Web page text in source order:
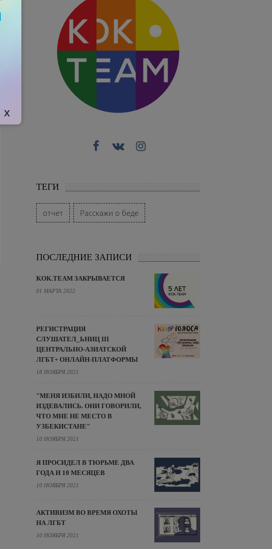
ТЕГИ
отчет Расскажи о беде
ПОСЛЕДНИЕ ЗАПИСИ
KOK.TEAM ЗАКРЫВАЕТСЯ
01 МАРТА 2022
РЕГИСТРАЦИЯ
СЛУШАТЕЛ_ЬНИЦ III
ЦЕНТРАЛЬНО-АЗИАТСКОЙ
ЛГБТ+ ОНЛАЙН-ПЛАТФОРМЫ
18 НОЯБРЯ 2021
"МЕНЯ ИЗБИЛИ, НАДО МНОЙ
ИЗДЕВАЛИСЬ. ОНИ ГОВОРИЛИ,
ЧТО МНЕ НЕ МЕСТО В
УЗБЕКИСТАНЕ"
10 НОЯБРЯ 2021
Я ПРОСИДЕЛ В ТЮРЬМЕ ДВА
ГОДА И 10 МЕСЯЦЕВ
10 НОЯБРЯ 2021
АКТИВИЗМ ВО ВРЕМЯ ОХОТЫ
НА ЛГБТ
10 НОЯБРЯ 2021